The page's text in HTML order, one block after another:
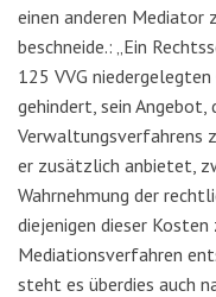
einen anderen Mediator
beschneide.: „Ein
125 VVG
gehindert, sein Angebot,
Verwaltungsverfahrens
er zusätzlich anbietet,
Wahrnehmung der
diejenigen dieser
Mediationsverfahren
steht es überdies auch